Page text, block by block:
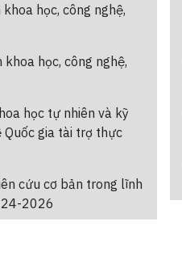
học, công nghệ,
học, công nghệ,
học tự nhiên và kỹ
Quốc gia tài trợ thực
cứu cơ bản trong lĩnh
2026